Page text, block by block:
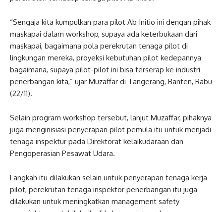
“Sengaja kita kumpulkan para pilot Ab Initio ini dengan pihak
maskapai dalam workshop, supaya ada keterbukaan dari
maskapai, bagaimana pola perekrutan tenaga pilot di
lingkungan mereka, proyeksi kebutuhan pilot kedepannya
bagaimana, supaya pilot-pilot ini bisa terserap ke industri
penerbangan kita,” ujar Muzaffar di Tangerang, Banten, Rabu
(22/11).
Selain program workshop tersebut, lanjut Muzaffar, pihaknya
juga menginisiasi penyerapan pilot pemula itu untuk menjadi
tenaga inspektur pada Direktorat kelaikudaraan dan
Pengoperasian Pesawat Udara.
Langkah itu dilakukan selain untuk penyerapan tenaga kerja
pilot, perekrutan tenaga inspektor penerbangan itu juga
dilakukan untuk meningkatkan management safety